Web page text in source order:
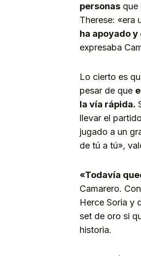
personas que
Therese: «era
ha apoyado y
expresaba
Lo cierto es
pesar de que
la vía rápida.
llevar el
jugado a un
de tú a tú»,
«Todavía
Camarero.
Herce Soria y
set de oro si
historia.